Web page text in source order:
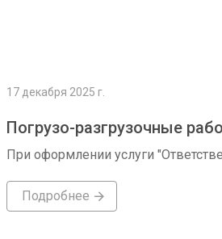
17 декабря 2025 г.
Погрузо-разгрузочные
При оформлении услуги
Подробнее